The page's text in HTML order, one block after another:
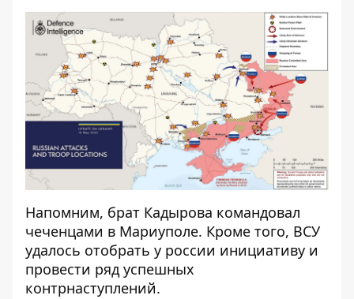
Напомним, брат Кадырова командовал
чеченцами в Мариуполе. Кроме того, ВСУ
удалось отобрать у россии инициативу и
провести ряд успешных
контрнаступлений.